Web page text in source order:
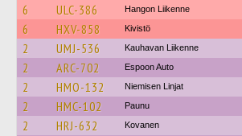
6 ULC-386 Hangon Liikenne
6 HXV-858 Kivistö
2 UMJ-536 Kauhavan Liikenne
2 ARC-702 Espoon Auto
2 HMO-132 Niemisen Linjat
2 HMC-102 Paunu
2 HRJ-632 Kovanen